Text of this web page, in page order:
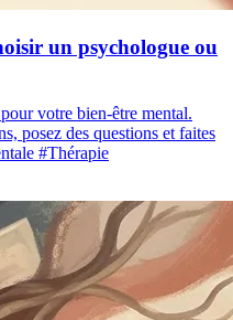
un psychologue ou
votre bien-être mental.
posez des questions et faites
#Thérapie